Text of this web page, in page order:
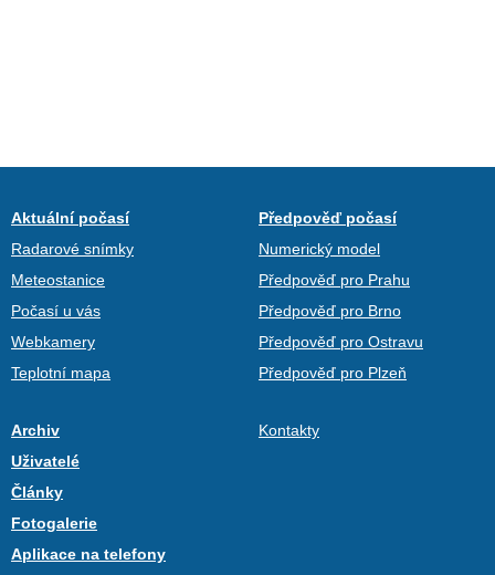
Aktuální počasí
Radarové snímky
Meteostanice
Počasí u vás
Webkamery
Teplotní mapa
Předpověď počasí
Numerický model
Předpověď pro Prahu
Předpověď pro Brno
Předpověď pro Ostravu
Předpověď pro Plzeň
Archiv
Uživatelé
Články
Fotogalerie
Aplikace na telefony
Kontakty